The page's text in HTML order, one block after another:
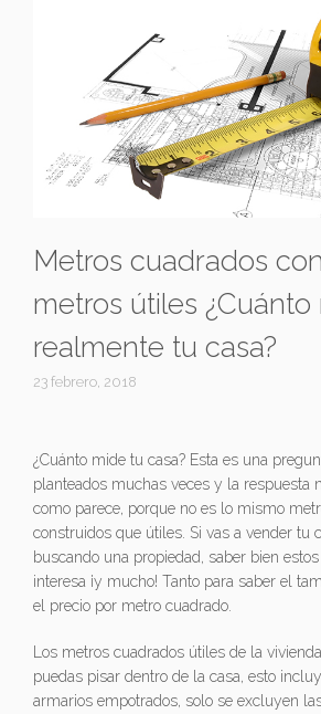
Metros cuadrados
metros útiles ¿Cuánto
realmente tu casa?
23 febrero, 2018
¿Cuánto mide tu casa? Esta es una
planteados muchas veces y la respuesta
como parece, porque no es lo mismo
construidos que útiles. Si vas a vender tu
buscando una propiedad, saber bien
interesa ¡y mucho! Tanto para saber el
el precio por metro cuadrado.
Los metros cuadrados útiles de la
puedas pisar dentro de la casa, esto
armarios empotrados, solo se excluyen